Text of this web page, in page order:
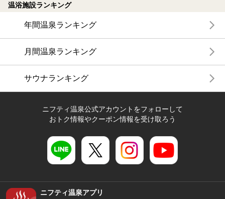
温浴施設ランキング
年間温泉ランキング
月間温泉ランキング
サウナランキング
ニフティ温泉公式アカウントをフォローして
おトク情報やクーポン情報を受け取ろう
ニフティ温泉アプリ